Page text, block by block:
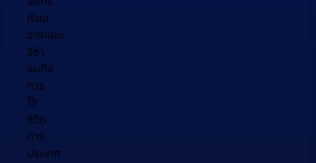
เรียน
วางแผน
วีซ่า
จนถึง
การ
ใช้
ชีวิต
ต่าง
ประเทศ